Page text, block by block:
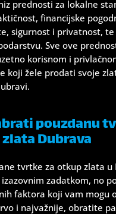
prednosti za lokalne
financijske
sigurnost i privatnost,
Sve ove
korisnom i
koji žele prodati svoje
pouzdanu
Dubrava
tvrtke za otkup zlata u
zadatkom, no
faktora koji vam mogu
i najvažnije, obratite